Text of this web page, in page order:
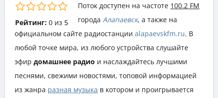
Рейтинг: 0из 5
Поток доступен на частоте 100.2 FM
города Алапаевск, а также на
официальном сайте радиостанции alapaevskfm.ru. В
любой точке мира, из любого устройства слушайте
эфир домашнее радио и наслаждайтесь лучшими
песнями, свежими новостями, топовой информацией
из жанра разная музыка в котором и проигрывается